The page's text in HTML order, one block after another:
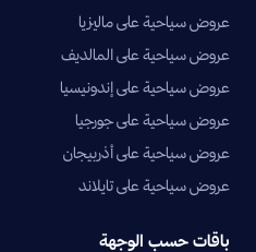
عروض سياحية على ماليزيا
عروض سياحية على المالديف
عروض سياحية على إندونيسيا
عروض سياحية على جورجيا
عروض سياحية على أذربيجان
عروض سياحية على تايلاند
باقات حسب الوجهة